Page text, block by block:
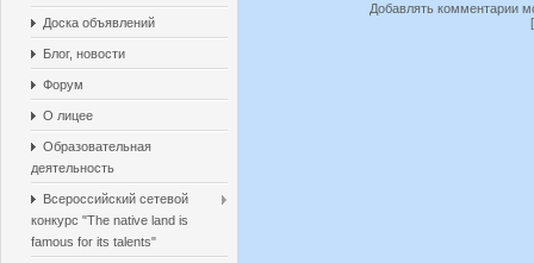
Доска объявлений
Блог, новости
Форум
О лицее
Образовательная
деятельность
Всероссийский сетевой
конкурс "The native land is
famous for its talents"
Добавлять комментарии